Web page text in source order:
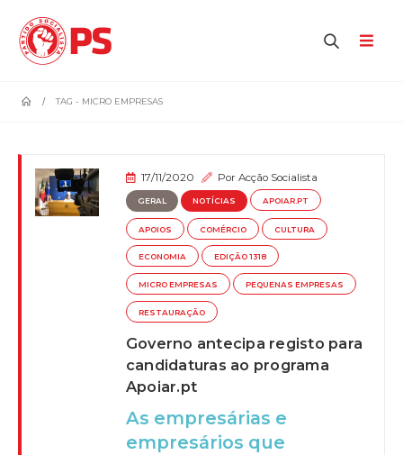
TAG - MICRO EMPRESAS
17/11/2020 PorAcção Socialista
GERAL NOTÍCIAS APOIAR.PT
APOIOS COMÉRCIO CULTURA
ECONOMIA EDIÇÃO 1318
MICRO EMPRESAS PEQUENAS EMPRESAS
RESTAURAÇÃO
Governo antecipa registo para
candidaturas ao programa
Apoiar.pt
As empresárias e
empresários que